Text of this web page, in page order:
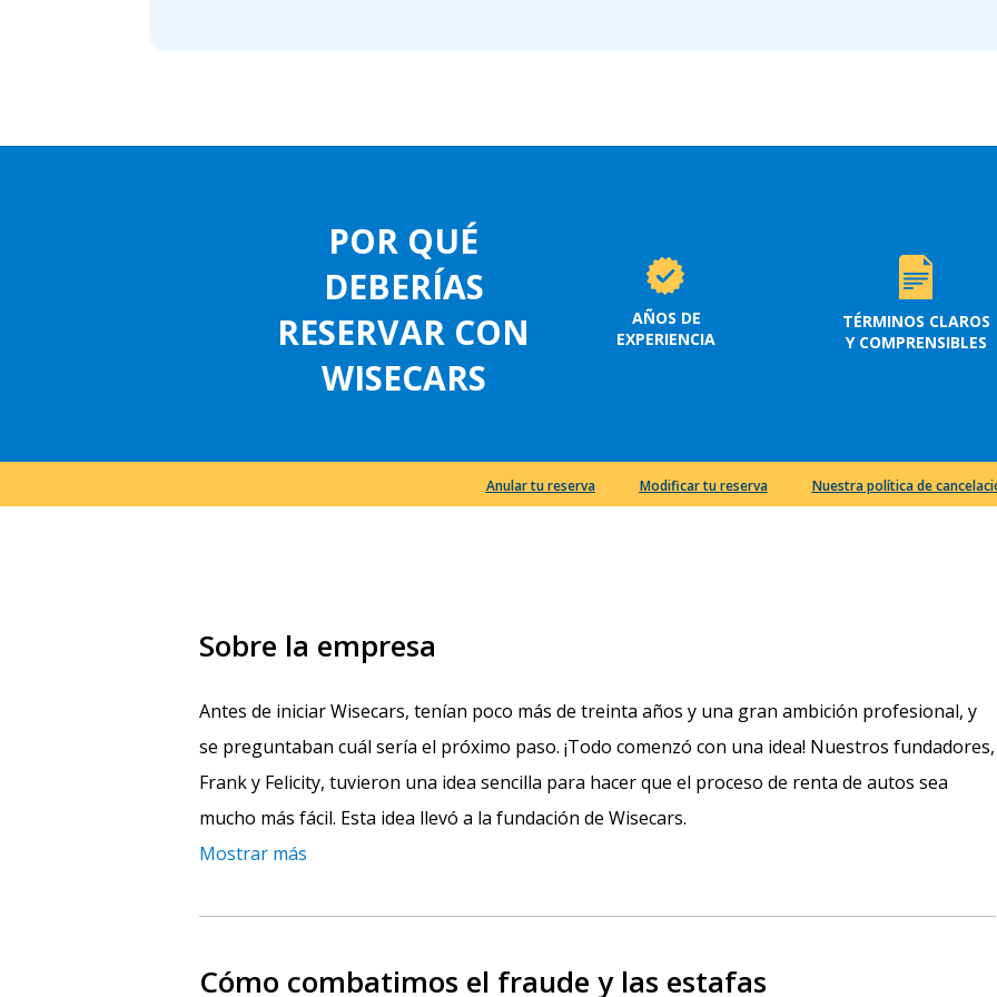
POR QUÉ
DEBERÍAS
RESERVAR CON
WISECARS
AÑOS DE
EXPERIENCIA
TÉRMINOS CLAROS
Y COMPRENSIBLES
Anular tu reserva Modificar tu reserva Nuestra política de
Sobre la empresa
Antes de iniciar Wisecars, tenían poco más de treinta años y una gran ambición profesional, y
se preguntaban cuál sería el próximo paso. ¡Todo comenzó con una idea! Nuestros fundadores,
Frank y Felicity, tuvieron una idea sencilla para hacer que el proceso de renta de autos sea
mucho más fácil. Esta idea llevó a la fundación de Wisecars.
Mostrar más
Cómo combatimos el fraude y las estafas